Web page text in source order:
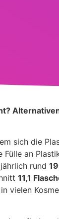
sich die
an
rund
11,1
vielen